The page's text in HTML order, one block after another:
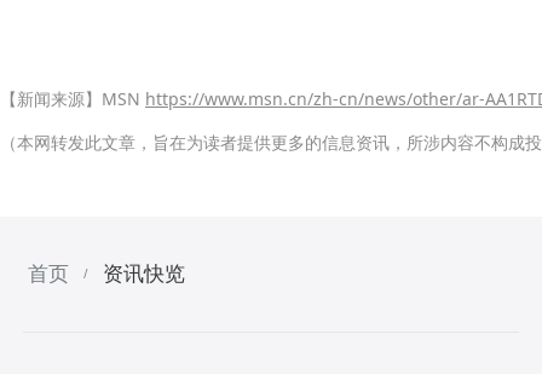
【新闻来源】MSN https://www.msn.cn/zh-cn/news/other/ar-
（本网转发此文章，旨在为读者提供更多的信息资讯，所涉内容不构
首页 / 资讯快览